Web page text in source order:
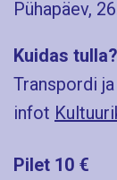
Pühapäev,
Kuidas tulla?
Transpordi
infot
Pilet 10 €